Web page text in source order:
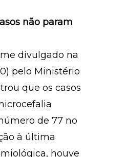
não param
divulgado na
pelo Ministério
que os casos
de 77 no
à última
houve